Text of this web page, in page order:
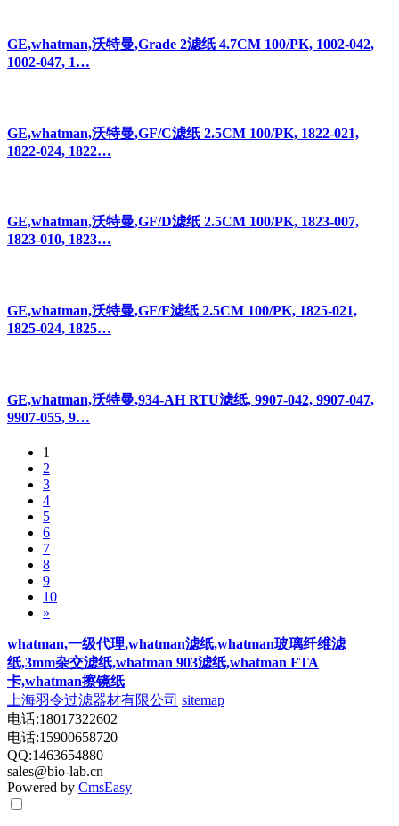
GE,whatman,沃特曼,Grade 2滤纸 4.7CM 100/PK, 1002-042,
1002-047, 1…
GE,whatman,沃特曼,GF/C滤纸 2.5CM 100/PK, 1822-021,
1822-024, 1822…
GE,whatman,沃特曼,GF/D滤纸 2.5CM 100/PK, 1823-007,
1823-010, 1823…
GE,whatman,沃特曼,GF/F滤纸 2.5CM 100/PK, 1825-021,
1825-024, 1825…
GE,whatman,沃特曼,934-AH RTU滤纸, 9907-042, 9907-047,
9907-055, 9…
1
2
3
4
5
6
7
8
9
10
»
whatman,一级代理,whatman滤纸,whatman玻璃纤维滤
纸,3mm杂交滤纸,whatman 903滤纸,whatman FTA
卡,whatman擦镜纸
上海羽令过滤器材有限公司 sitemap
电话:18017322602
电话:15900658720
QQ:1463654880
sales@bio-lab.cn
Powered by CmsEasy